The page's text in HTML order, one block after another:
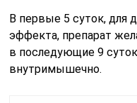
В первые 5 суток, для
эффекта, препарат
в последующие 9
внутримышечно.